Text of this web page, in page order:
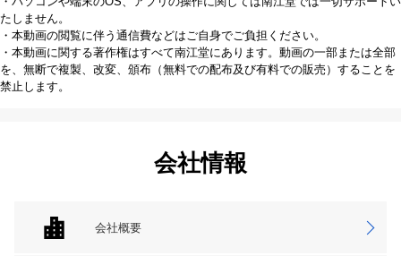
たしません。
・本動画の閲覧に伴う通信費などはご自身でご負担ください。
・本動画に関する著作権はすべて南江堂にあります。動画の一部または全部
を、無断で複製、改変、頒布（無料での配布及び有料での販売）することを
禁止します。
会社情報
会社概要